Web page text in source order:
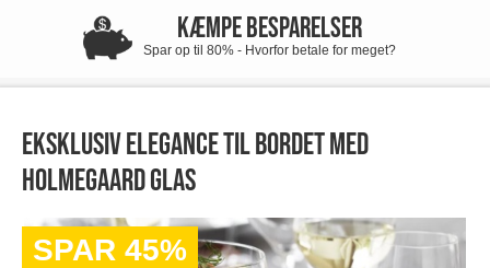
KÆMPE BESPARELSER
Spar op til 80% - Hvorfor betale for meget?
Eksklusiv elegance til bordet med
Holmegaard glas
SPAR 45%